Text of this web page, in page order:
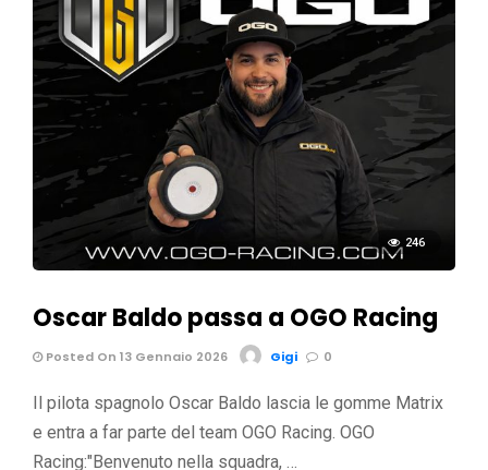
246
Oscar Baldo passa a OGO Racing
Posted On 13 Gennaio 2026 Gigi 0
Il pilota spagnolo Oscar Baldo lascia le gomme Matrix
e entra a far parte del team OGO Racing. OGO
Racing:"Benvenuto nella squadra, …